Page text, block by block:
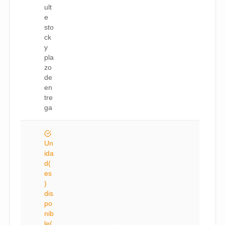
ult
e
sto
ck
y
pla
zo
de
en
tre
ga
Un
ida
d(
es
)
dis
po
nib